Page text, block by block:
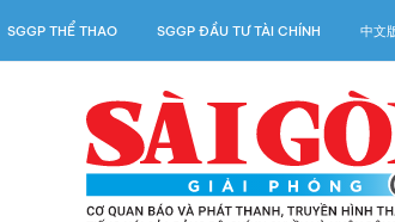
SGGP THỂ THAO SGGP ĐẦU TƯ TÀI CHÍNH 中文